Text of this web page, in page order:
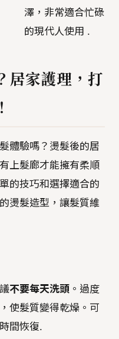
澤，非常適合忙碌
的現代人使用 .
居家護理，打
體驗嗎？燙髮後的居
上髮廊才能擁有柔順
的技巧和選擇適合的
燙髮造型，讓髮質維
不要每天洗頭 。過度
使髮質變得乾燥。可
間恢復.